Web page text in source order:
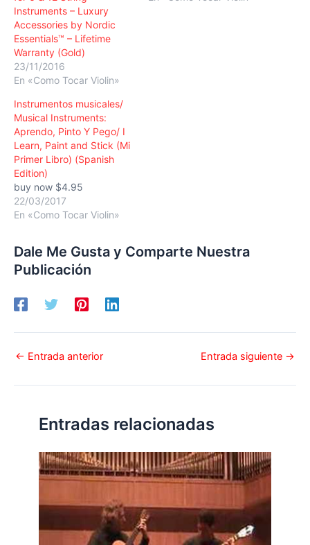
Instruments – Luxury
Accessories by Nordic
Essentials™ – Lifetime
Warranty (Gold)
23/11/2016
En «Como Tocar Violin»
Instrumentos musicales/
Musical Instruments:
Aprendo, Pinto Y Pego/ I
Learn, Paint and Stick (Mi
Primer Libro) (Spanish
Edition)
buy now $4.95
22/03/2017
En «Como Tocar Violin»
Dale Me Gusta y Comparte Nuestra
Publicación
← Entrada anterior Entrada siguiente →
Entradas relacionadas